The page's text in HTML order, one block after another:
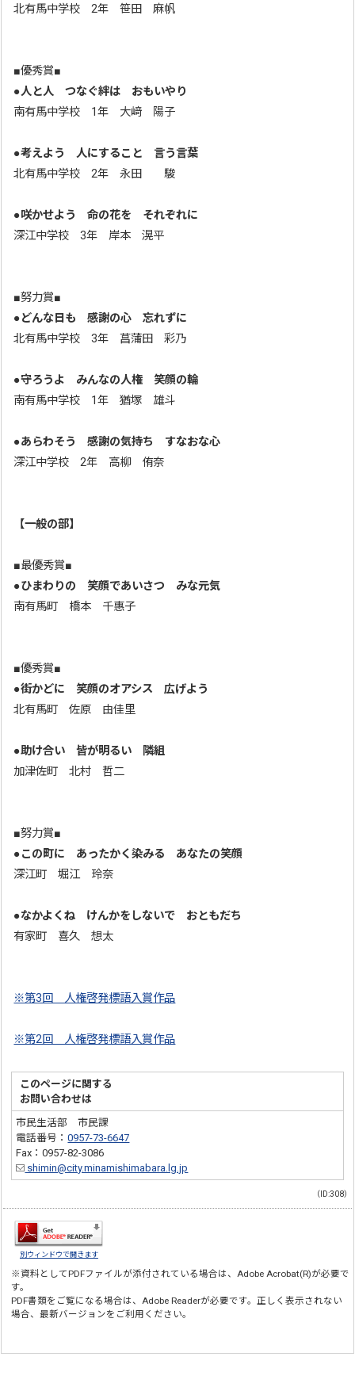
北有馬中学校 2年 笹田 麻帆
■優秀賞■
●人と人 つなぐ絆は おもいやり
南有馬中学校 1年 大﨑 陽子
●考えよう 人にすること 言う言葉
北有馬中学校 2年 永田 駿
●咲かせよう 命の花を それぞれに
深江中学校 3年 岸本 滉平
■努力賞■
●どんな日も 感謝の心 忘れずに
北有馬中学校 3年 菖蒲田 彩乃
●守ろうよ みんなの人権 笑顔の輪
南有馬中学校 1年 猶塚 雄斗
●あらわそう 感謝の気持ち すなおな心
深江中学校 2年 高柳 侑奈
【一般の部】
■最優秀賞■
●ひまわりの 笑顔であいさつ みな元気
南有馬町 橋本 千惠子
■優秀賞■
●街かどに 笑顔のオアシス 広げよう
北有馬町 佐原 由佳里
●助け合い 皆が明るい 隣組
加津佐町 北村 哲二
■努力賞■
●この町に あったかく染みる あなたの笑顔
深江町 堀江 玲奈
●なかよくね けんかをしないで おともだち
有家町 喜久 想太
※第3回 人権啓発標語入賞作品
※第2回 人権啓発標語入賞作品
このページに関する
お問い合わせは
市民生活部 市民課
電話番号：0957-73-6647
Fax：0957-82-3086
shimin@city.minamishimabara.lg.jp
（ID:308）
別ウィンドウで開きます
※資料としてPDFファイルが添付されている場合は、Adobe Acrobat(R)が必要で
す。
PDF書類をご覧になる場合は、Adobe Readerが必要です。正しく表示されない
場合、最新バージョンをご利用ください。